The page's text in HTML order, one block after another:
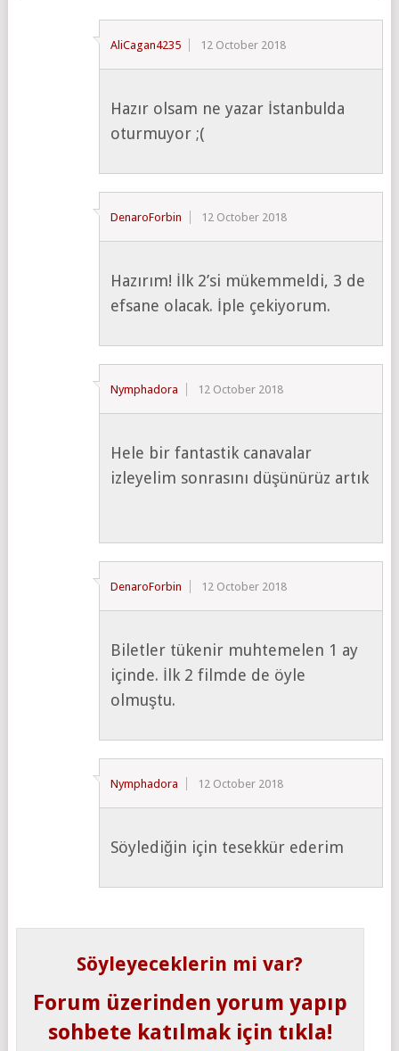
AliCagan4235 12 October 2018
Hazır olsam ne yazar İstanbulda
oturmuyor ;(
DenaroForbin 12 October 2018
Hazırım! İlk 2’si mükemmeldi, 3 de
efsane olacak. İple çekiyorum.
Nymphadora 12 October 2018
Hele bir fantastik canavalar
izleyelim sonrasını düşünürüz artık
DenaroForbin 12 October 2018
Biletler tükenir muhtemelen 1 ay
içinde. İlk 2 filmde de öyle
olmuştu.
Nymphadora 12 October 2018
Söylediğin için tesekkür ederim
Söyleyeceklerin mi var?
Forum üzerinden yorum yapıp
sohbete katılmak için tıkla!